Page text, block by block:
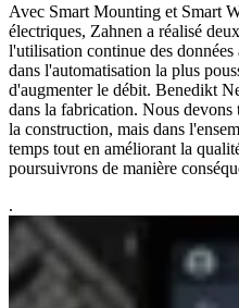
Avec Smart Mounting et Smart
électriques, Zahnen a réalisé
l'utilisation continue des
dans l'automatisation la plus
d'augmenter le débit. Benedikt
dans la fabrication. Nous
la construction, mais dans
temps tout en améliorant la
poursuivrons de manière
.